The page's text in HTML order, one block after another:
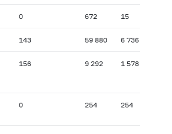
0 672 15
143 59 880 6 736
156 9 292 1 578
0 254 254